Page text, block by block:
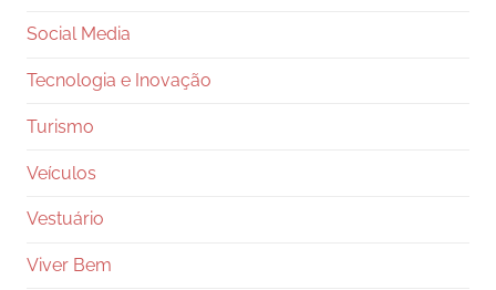
Social Media
Tecnologia e Inovação
Turismo
Veículos
Vestuário
Viver Bem